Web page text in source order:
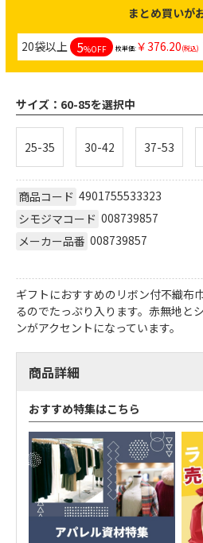
まとめ買いが
20袋以上 5%OFF 枚単価:￥376.20(税込)
サイズ： 60-85を選択中
25-35 30-42 37-53
商品コード 4901755533323
シモジマコード 008739857
メーカー品番 008739857
ギフトにおすすめのリボン付不織布
るのでたっぷり入ります。赤無地と
ンがアクセントになっています。
商品詳細
おすすめ特集はこちら